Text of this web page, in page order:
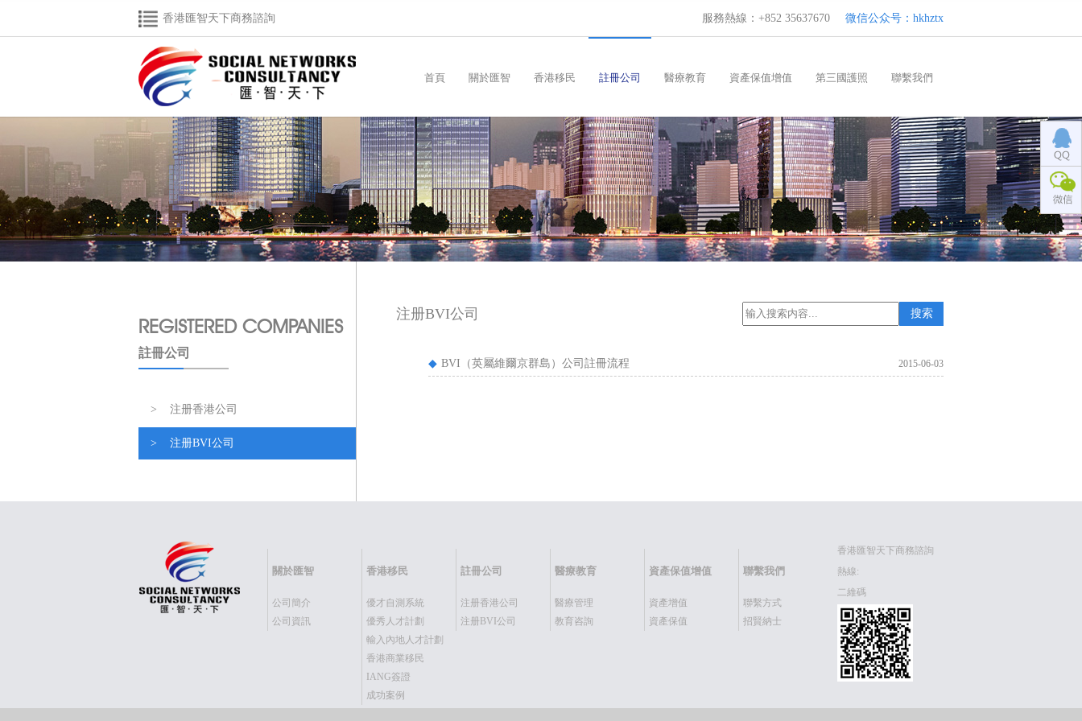
香港匯智天下商務諮詢 服務熱線：+852 35637670 微信公众号：hkhztx
首頁 關於匯智 香港移民 註冊公司 醫療教育 資產保值增值 第三國護照 聯繫我們
REGISTERED COMPANIES
註冊公司
> 注册香港公司
> 注册BVI公司
注册BVI公司
◆ BVI（英屬維爾京群島）公司註冊流程 2015-06-03
關於匯智
公司簡介
公司資訊
香港移民
優才自測系統
優秀人才計劃
輸入內地人才計劃
香港商業移民
IANG簽證
成功案例
註冊公司
注册香港公司
注册BVI公司
醫療教育
醫療管理
教育咨詢
資產保值增值
資產增值
資產保值
聯繫我們
聯繫方式
招賢納士
香港匯智天下商務諮詢
熱線:
二維碼